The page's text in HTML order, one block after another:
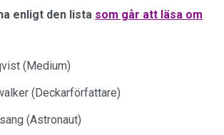
enligt den lista som går att läsa om
(Medium)
(Deckarförfattare)
(Astronaut)